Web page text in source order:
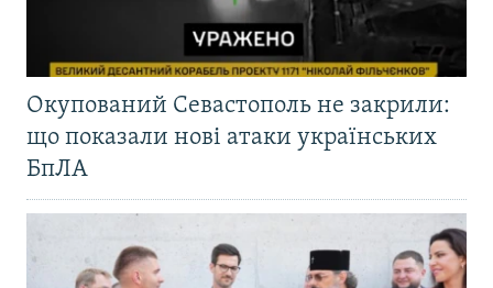
Окупований Севастополь не закрили:
що показали нові атаки українських
БпЛА